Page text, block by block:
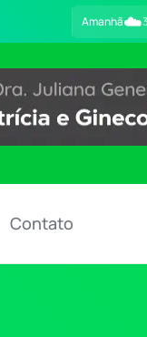
Amanhã☁️
Contato